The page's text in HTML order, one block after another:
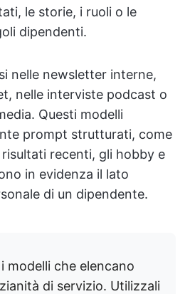
le storie, i ruoli o le
dipendenti.
nelle newsletter interne,
nelle interviste podcast o
Questi modelli
prompt strutturati, come
recenti, gli hobby e
in evidenza il lato
di un dipendente.
modelli che elencano
di servizio. Utilizzali